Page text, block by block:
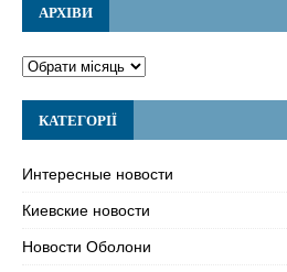
АРХІВИ
КАТЕГОРІЇ
Интересные новости
Киевские новости
Новости Оболони